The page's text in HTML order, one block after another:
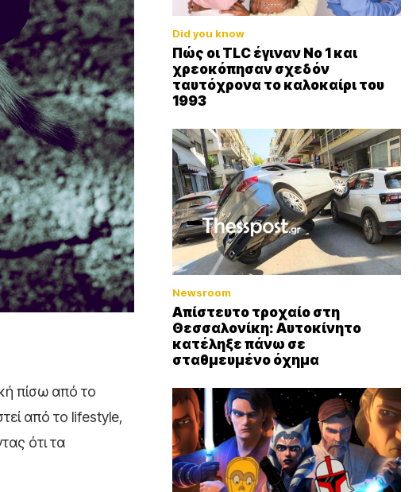
πίσω από το
από το lifestyle,
ότι τα
Did you know
Πώς οι TLC έγιναν Νο 1 και
χρεοκόπησαν σχεδόν
ταυτόχρονα το καλοκαίρι του
1993
Newsroom
Απίστευτο τροχαίο στη
Θεσσαλονίκη: Αυτοκίνητο
κατέληξε πάνω σε
σταθμευμένο όχημα